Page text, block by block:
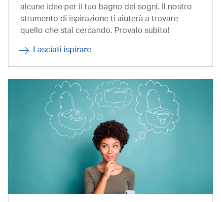
alcune idee per il tuo bagno dei sogni. Il nostro
strumento di ispirazione ti aiuterà a trovare
quello che stai cercando. Provalo subito!
Lasciati ispirare